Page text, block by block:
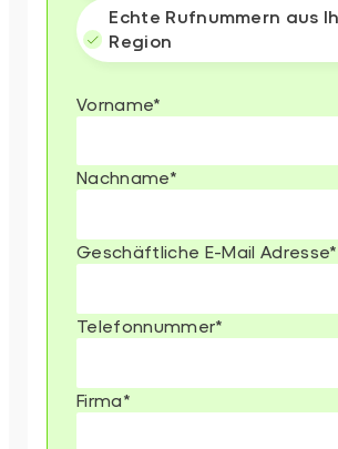
Echte Rufnummern aus
Region
Vorname*
Nachname*
Geschäftliche E-Mail Adresse*
Telefonnummer*
Firma*